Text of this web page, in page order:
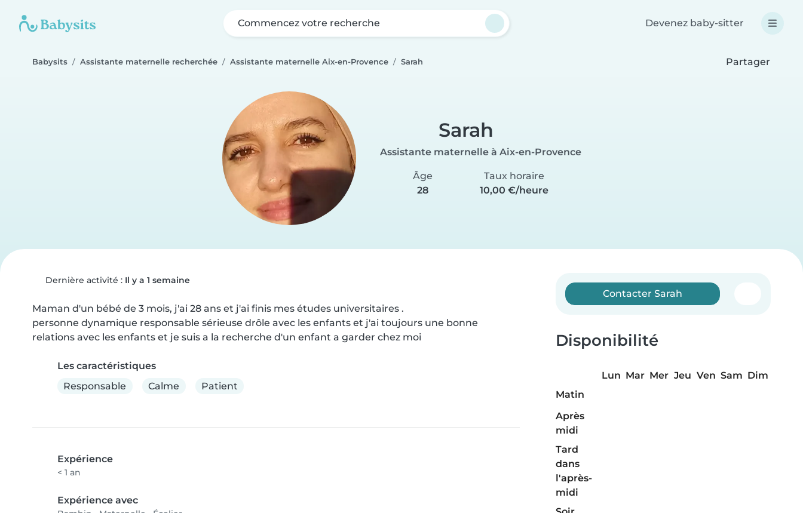
Commencez votre recherche Devenez baby-sitter
Babysits Assistante maternelle recherchée Assistante maternelle Aix-en-Provence Sarah Partager
Sarah
Assistante maternelle à Aix-en-Provence
Âge
28
Taux horaire
10,00 €/heure
Dernière activité : Il y a 1 semaine
Maman d'un bébé de 3 mois, j'ai 28 ans et j'ai finis mes études universitaires .
personne dynamique responsable sérieuse drôle avec les enfants et j'ai toujours une bonne
relations avec les enfants et je suis a la recherche d'un enfant a garder chez moi
Les caractéristiques
Responsable
Calme Patient
Expérience
< 1 an
Expérience avec
Contacter Sarah
Disponibilité
Lun Mar Mer Jeu Ven Sam Dim
Matin
Après
midi
Tard
dans
l'après-
midi